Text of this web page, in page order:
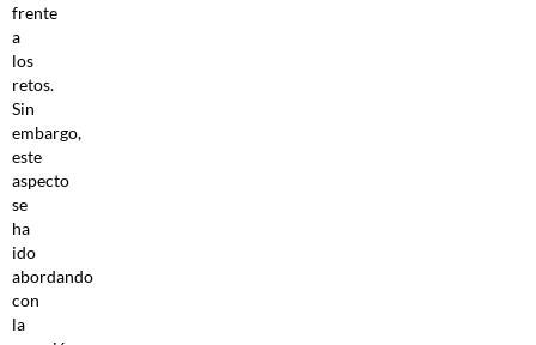
frente
a
los
retos.
Sin
embargo,
este
aspecto
se
ha
ido
abordando
con
la